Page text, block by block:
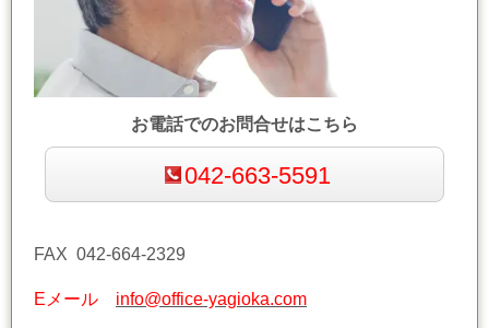
お電話でのお問合せはこちら
042-663-5591
FAX 042-664-2329
Eメール info@office-yagioka.com